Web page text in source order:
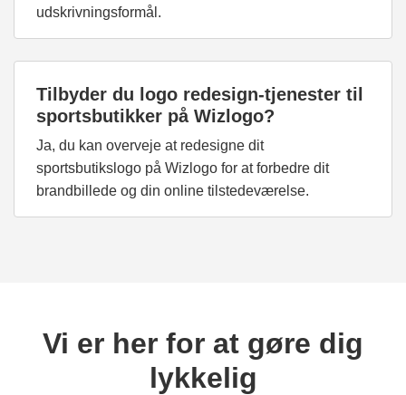
udskrivningsformål.
Tilbyder du logo redesign-tjenester til
sportsbutikker på Wizlogo?
Ja, du kan overveje at redesigne dit
sportsbutikslogo på Wizlogo for at forbedre dit
brandbillede og din online tilstedeværelse.
Vi er her for at gøre dig
lykkelig